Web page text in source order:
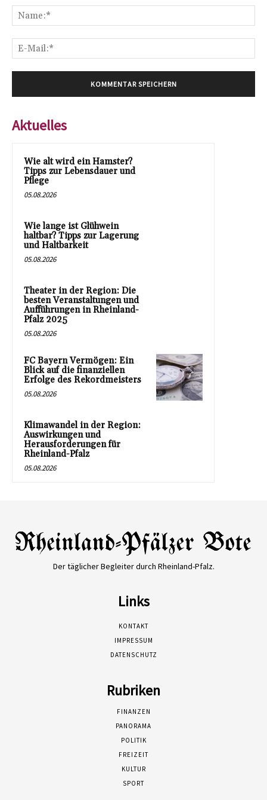
Aktuelles
Wie alt wird ein Hamster?
Tipps zur Lebensdauer und
Pflege
05.08.2026
Wie lange ist Glühwein
haltbar? Tipps zur Lagerung
und Haltbarkeit
05.08.2026
Theater in der Region: Die
besten Veranstaltungen und
Aufführungen in Rheinland-
Pfalz 2025
05.08.2026
FC Bayern Vermögen: Ein
Blick auf die finanziellen
Erfolge des Rekordmeisters
05.08.2026
Klimawandel in der Region:
Auswirkungen und
Herausforderungen für
Rheinland-Pfalz
05.08.2026
Der täglicher Begleiter durch Rheinland-Pfalz.
Links
KONTAKT
IMPRESSUM
DATENSCHUTZ
Rubriken
FINANZEN
PANORAMA
POLITIK
FREIZEIT
KULTUR
SPORT